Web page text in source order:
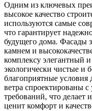
Одним из ключевых
высокое качество
используются самые
что гарантирует
будущего дома. Фасады
камнем и
комплексу элегантный
экологически чистые и
благоприятные
ветра спроектированы
требований, что делает
ценит комфорт и